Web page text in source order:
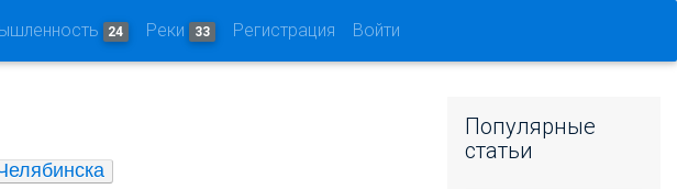
24 Реки 33 Регистрация Войти
Популярные
статьи